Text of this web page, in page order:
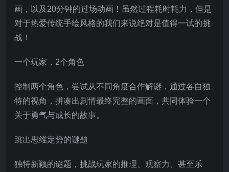
画，以及20分钟的过场动画！虽然过程耗时耗力，但是
对于热爱传统手绘风格的我们来说绝对是值得一试的挑
战！
一个玩家，2个角色
控制两个角色，尝试从不同角度合作解谜，通过各自独
特的视角，拼凑出剧情最终完整的画面，共同体验一个
关于勇气与成长的故事。
跳出思维定势的谜题
独特新颖的谜题，挑战玩家的推理、观察力、甚至乐